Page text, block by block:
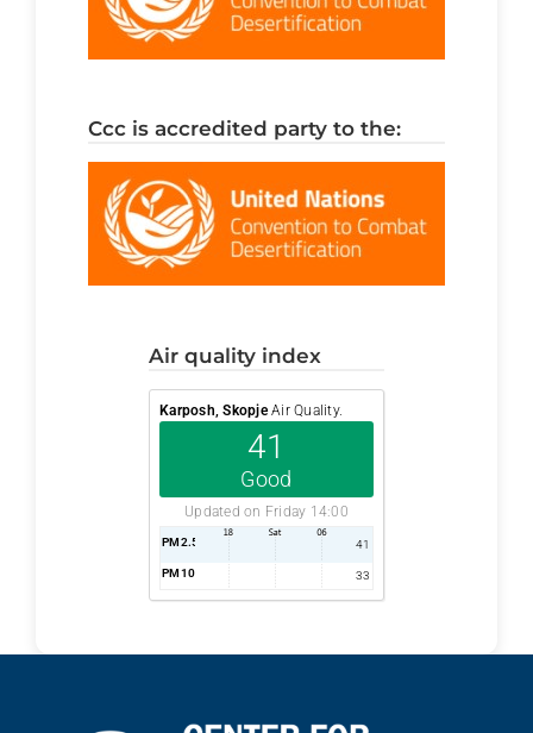
ccc is accredited party to the:
air quality index
Karposh, SkopjeAir Quality.
41
Good
Updated on Friday 14:00
PM2.5 41
PM10 33